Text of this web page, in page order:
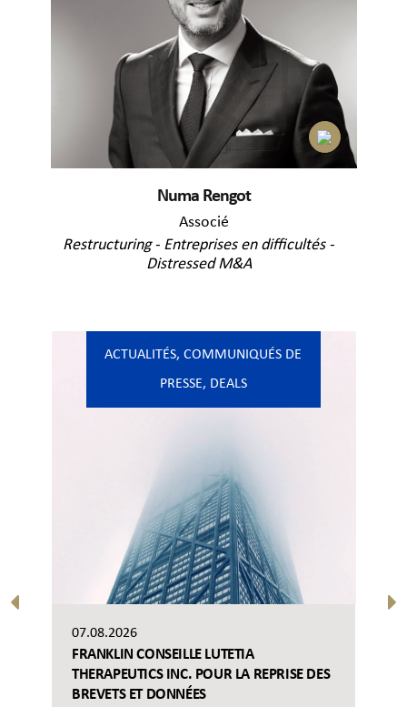
Numa Rengot
Associé
Restructuring - Entreprises en difficultés -
Distressed M&A
ACTUALITÉS,COMMUNIQUÉS DE
PRESSE, DEALS
07.08.2026
FRANKLIN CONSEILLE LUTETIA
THERAPEUTICS INC. POUR LA REPRISE DES
BREVETS ET DONNÉES